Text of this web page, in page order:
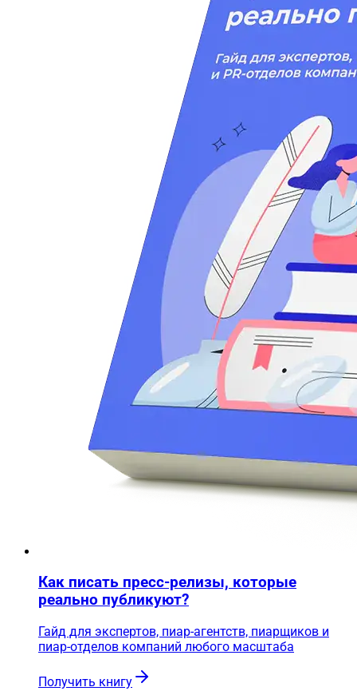
Как писать пресс-релизы, которые
реально публикуют?
Гайд для экспертов, пиар-агентств, пиарщиков и
пиар-отделов компаний любого масштаба
Получить книгу